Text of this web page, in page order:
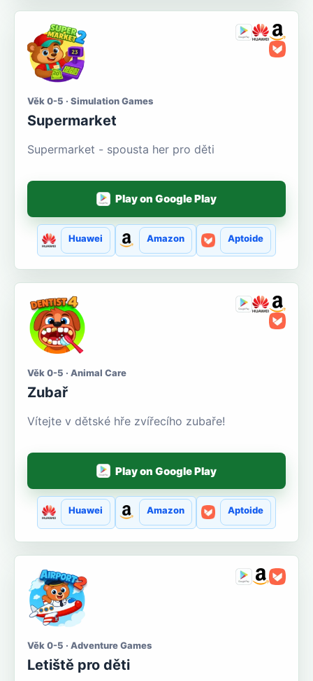
Věk 0-5 · Simulation Games
Supermarket
Supermarket - spousta her pro děti
Play on Google Play
Huawei Amazon Aptoide
Věk 0-5 · Animal Care
Zubař
Vítejte v dětské hře zvířecího zubaře!
Play on Google Play
Huawei Amazon Aptoide
Věk 0-5 · Adventure Games
Letiště pro děti